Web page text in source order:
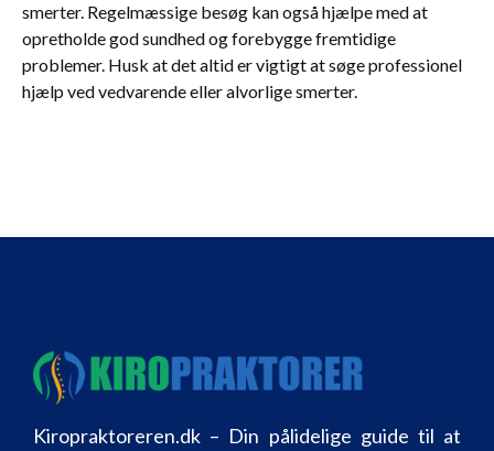
smerter. Regelmæssige besøg kan også hjælpe med at
opretholde god sundhed og forebygge fremtidige
problemer. Husk at det altid er vigtigt at søge professionel
hjælp ved vedvarende eller alvorlige smerter.
Kiropraktoreren.dk – Din pålidelige guide til at